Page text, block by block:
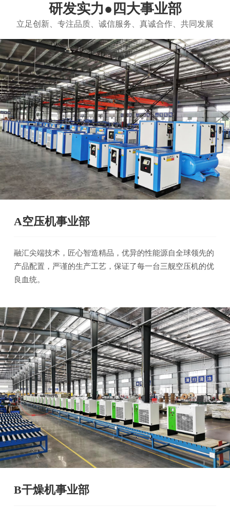
研发实力●四大事业部
立足创新、专注品质、诚信服务、真诚合作、共同发展
A空压机事业部
融汇尖端技术，匠心智造精品，优异的性能源自全球领先的
产品配置，严谨的生产工艺，保证了每一台三舰空压机的优
良血统。
B干燥机事业部